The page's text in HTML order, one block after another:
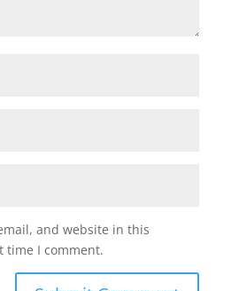
and website in this
time I comment.